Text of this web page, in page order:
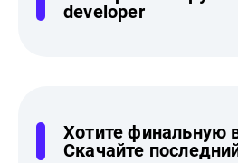
developer
Хотите финальную
Скачайте